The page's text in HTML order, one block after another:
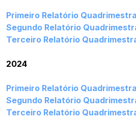
Primeiro Relatório
Segundo Relatório
Terceiro Relatório
2024
Primeiro Relatório
Segundo Relatório
Terceiro Relatório